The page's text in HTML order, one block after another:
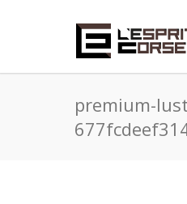
premium-